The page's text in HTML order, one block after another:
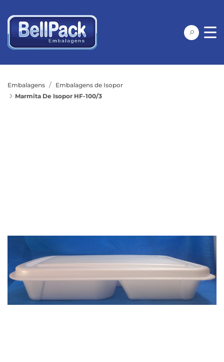
Embalagens
Embalagens de Isopor
Marmita De Isopor HF-100/3